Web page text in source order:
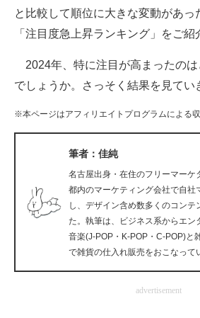
ビジネスと働き方のヒント
マーケ×ITの今がよく分かる
企業向けIT製品の総合サイト
IT製品の技術・比較・事例
製造業のIT導入・活用を支援
モノづくり技術者専門サイト
と比較して順位に大きな変動があっ
「注目度急上昇ランキング」をご紹
2024年、特に注目が高まったの
でしょうか。さっそく結果を見てい
※本ページはアフィリエイトプログラムによる
筆者：佳純
名古屋出身・在住のフリーマーケ
都内のマーケティング会社で自社
し、デザイン含め数多くのコンテ
た。執筆は、ビジネス系からエン
音楽(J-POP・K-POP・C-POP)と
で雑貨の仕入れ販売をおこなって
advertisement